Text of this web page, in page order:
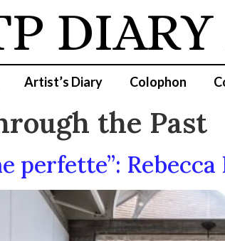
DIARY
Artist’s Diary Colophon
the Past
perfette”: